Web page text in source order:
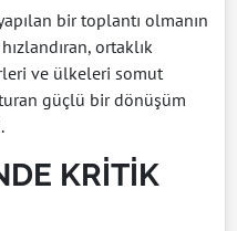
bir toplantı olmanın
ortaklık
ve ülkeleri somut
güçlü bir dönüşüm
KRİTİK